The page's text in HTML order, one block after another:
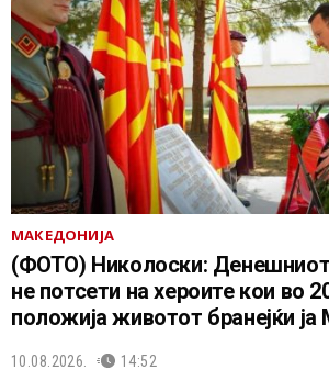
МАКЕДОНИЈА
(ФОТО) Николоски:
не потсети на хероите кои во
положија животот бранејќи ја
10.08.2026. 14:52